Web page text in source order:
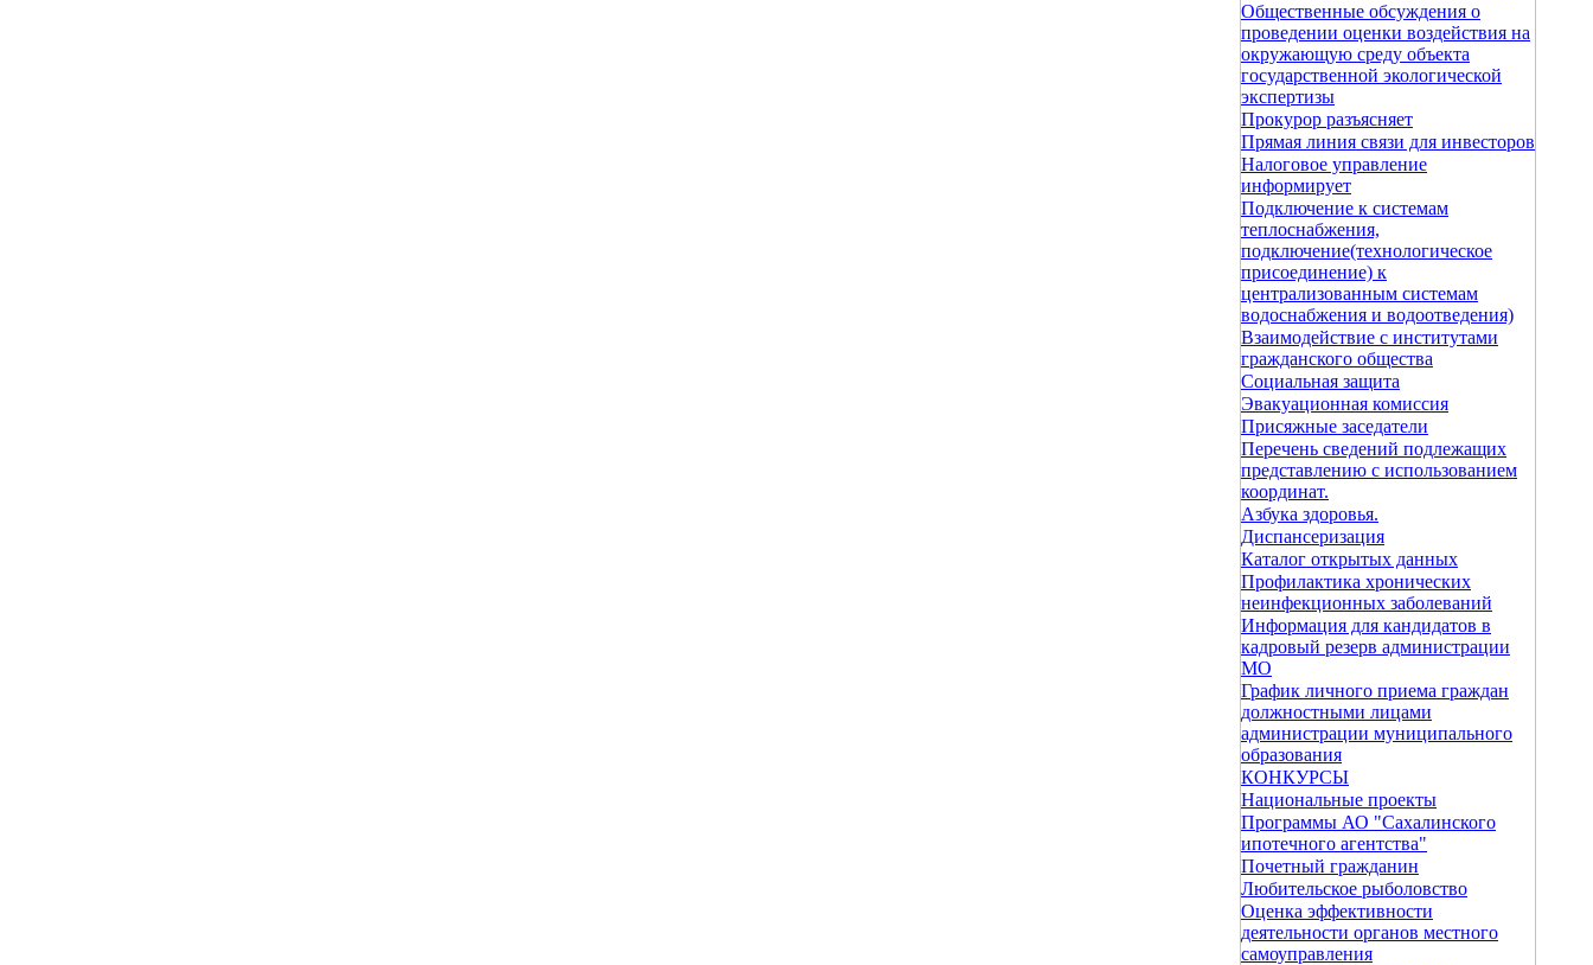
Общественные обсуждения о
проведении оценки воздействия на
окружающую среду объекта
государственной экологической
экспертизы
Прокурор разъясняет
Прямая линия связи для инвесторов
Налоговое управление
информирует
Подключение к системам
теплоснабжения,
подключение(технологическое
присоединение) к
централизованным системам
водоснабжения и водоотведения)
Взаимодействие с институтами
гражданского общества
Социальная защита
Эвакуационная комиссия
Присяжные заседатели
Перечень сведений подлежащих
представлению с использованием
координат.
Азбука здоровья.
Диспансеризация
Каталог открытых данных
Профилактика хронических
неинфекционных заболеваний
Информация для кандидатов в
кадровый резерв администрации
МО
График личного приема граждан
должностными лицами
администрации муниципального
образования
КОНКУРСЫ
Национальные проекты
Программы АО "Сахалинского
ипотечного агентства"
Почетный гражданин
Любительское рыболовство
Оценка эффективности
деятельности органов местного
самоуправления